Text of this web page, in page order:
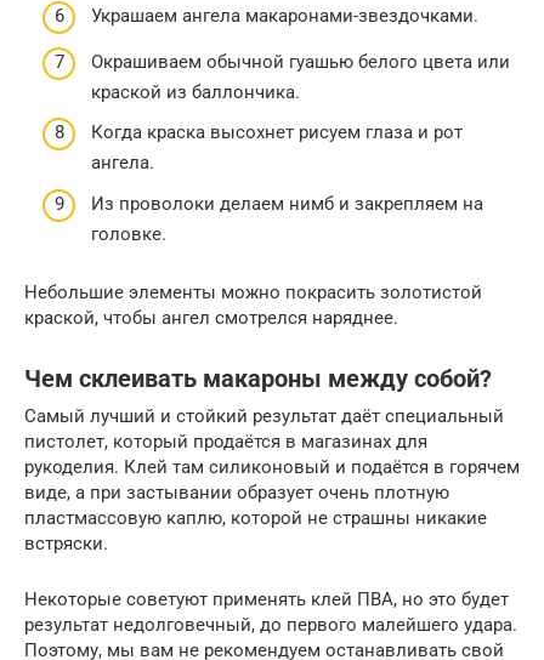
Украшаем ангела макаронами-звездочками.
Окрашиваем обычной гуашью белого цвета или
краской из баллончика.
Когда краска высохнет рисуем глаза и рот
ангела.
Из проволоки делаем нимб и закрепляем на
головке.
Небольшие элементы можно покрасить золотистой
краской, чтобы ангел смотрелся наряднее.
Чем склеивать макароны между собой?
Самый лучший и стойкий результат даёт специальный
пистолет, который продаётся в магазинах для
рукоделия. Клей там силиконовый и подаётся в горячем
виде, а при застывании образует очень плотную
пластмассовую каплю, которой не страшны никакие
встряски.
Некоторые советуют применять клей ПВА, но это будет
результат недолговечный, до первого малейшего удара.
Поэтому, мы вам не рекомендуем останавливать свой